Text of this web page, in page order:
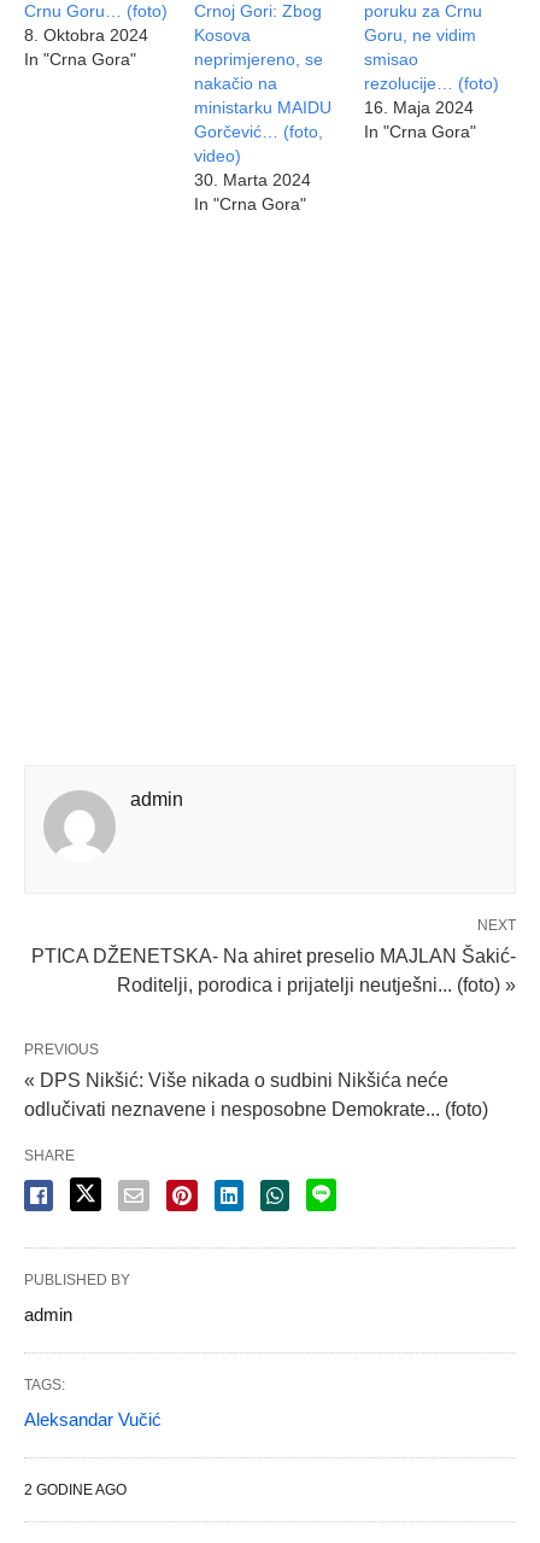
Crnu Goru… (foto)
8. Oktobra 2024
In "Crna Gora"
Crnoj Gori: Zbog
Kosova
neprimjereno, se
nakačio na
ministarku MAIDU
Gorčević… (foto,
video)
30. Marta 2024
In "Crna Gora"
poruku za Crnu
Goru, ne vidim
smisao
rezolucije… (foto)
16. Maja 2024
In "Crna Gora"
admin
NEXT
PTICA DŽENETSKA- Na ahiret preselio MAJLAN Šakić-
Roditelji, porodica i prijatelji neutješni... (foto) »
PREVIOUS
« DPS Nikšić: Više nikada o sudbini Nikšića neće
odlučivati neznavene i nesposobne Demokrate... (foto)
SHARE
PUBLISHED BY
admin
TAGS:
Aleksandar Vučić
2 GODINE AGO